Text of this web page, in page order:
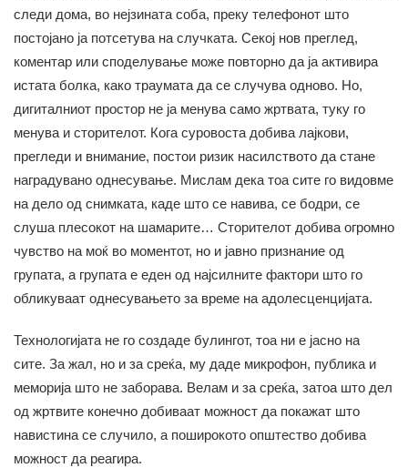
следи дома, во нејзината соба, преку телефонот што
постојано ја потсетува на случката. Секој нов преглед,
коментар или споделување може повторно да ја активира
истата болка, како траумата да се случува одново. Но,
дигиталниот простор не ја менува само жртвата, туку го
менува и сторителот. Кога суровоста добива лајкови,
прегледи и внимание, постои ризик насилството да стане
наградувано однесување. Мислам дека тоа сите го видовме
на дело од снимката, каде што се навива, се бодри, се
слуша плесокот на шамарите… Сторителот добива огромно
чувство на моќ во моментот, но и јавно признание од
групата, а групата е еден од најсилните фактори што го
обликуваат однесувањето за време на адолесценцијата.
Технологијата не го создаде булингот, тоа ни е јасно на
сите. За жал, но и за среќа, му даде микрофон, публика и
меморија што не заборава. Велам и за среќа, затоа што дел
од жртвите конечно добиваат можност да покажат што
навистина се случило, а поширокото општество добива
можност да реагира.